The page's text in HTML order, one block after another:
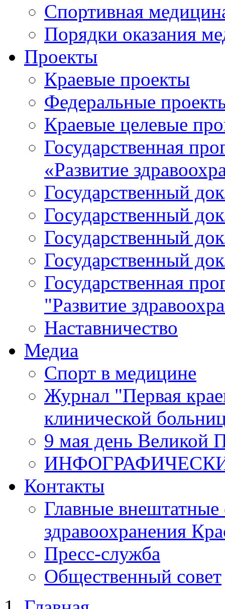
Спортивная
Порядки оказания
Проекты
Краевые проекты
Федеральные
Краевые целевые
Государственная
«Развитие
Государственный
Государственный
Государственный
Государственный
Государственная
"Развитие
Наставничество
Медиа
Спорт в медицине
Журнал "Первая
клинической
9 мая день Великой
Контакты
Главные внештатные
здравоохранения
Пресс-служба
Общественный совет